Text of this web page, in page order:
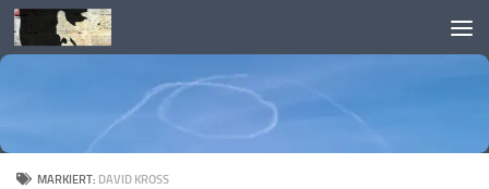
Skip to content
MARKIERT: DAVID KROSS